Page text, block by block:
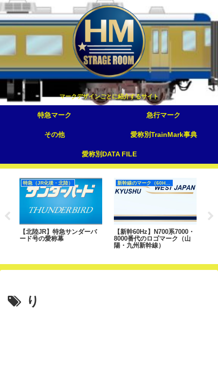
マークデザインごとに紹介するサイト
特急マーク 急行マーク
その他 愛称別TrainMark事典
愛称別DATA FILE
特急（JR化後・北陸）
【北陸JR】特急サンダーバ
ード号の愛称幕
新幹線のマーク（60Hz）
【新幹60Hz】N700系7000・
8000番代のロゴマーク（山
陽・九州新幹線）
り